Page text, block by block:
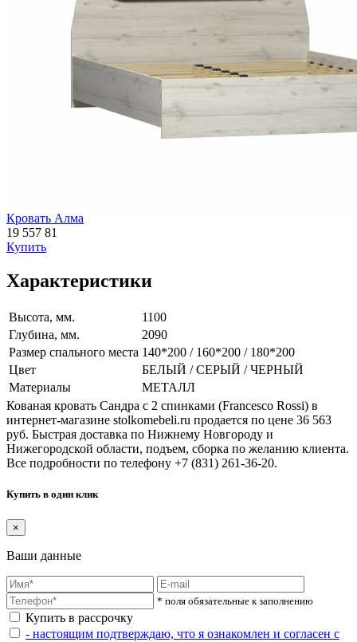
Кровать Алма
19 557 81
Купить
Характеристики
Высота, мм.
1100
Глубина, мм.
2090
Размер спального места 140*200 / 160*200 / 180*200
Цвет
БЕЛЫЙ / СЕРЫЙ / ЧЕРНЫЙ
Материалы
МЕТАЛЛ
Кованая кровать Сандра с 2 спинками (Francesco Rossi) в
интернет-магазине stolkomebeli.ru продается по цене 36 563
руб. Быстрая доставка по Нижнему Новгороду и
Нижегородской области, подъем, сборка по желанию клиента.
Все подробности по телефону +7 (831) 261-36-20.
Купить в один клик
×
Ваши данные
* поля обязательные к заполнению
Купить в рассрочку
- настоящим подтверждаю, что я ознакомлен и согласен с